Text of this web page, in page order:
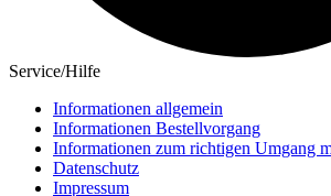
Service/Hilfe
Informationen allgemein
Informationen Bestellvorgang
Informationen zum richtigen Umgang
Datenschutz
Impressum